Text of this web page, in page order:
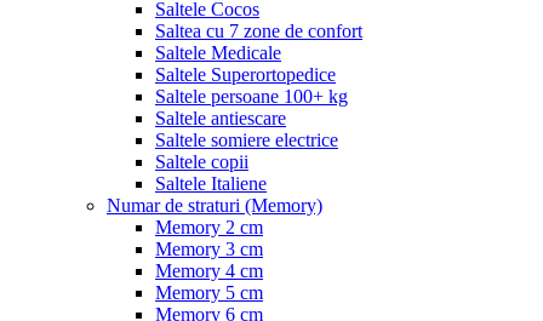
Saltele Cocos
Saltea cu 7 zone de confort
Saltele Medicale
Saltele Superortopedice
Saltele persoane 100+ kg
Saltele antiescare
Saltele somiere electrice
Saltele copii
Saltele Italiene
Numar de straturi (Memory)
Memory 2 cm
Memory 3 cm
Memory 4 cm
Memory 5 cm
Memory 6 cm